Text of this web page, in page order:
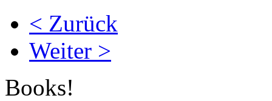
< Zurück
Weiter >
Books!